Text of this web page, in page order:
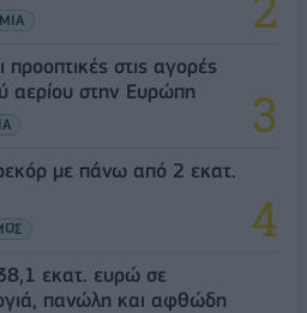
προοπτικές στις αγορές
αερίου στην Ευρώπη
με πάνω από 2 εκατ.
εκατ. ευρώ σε
πανώλη και αφθώδη